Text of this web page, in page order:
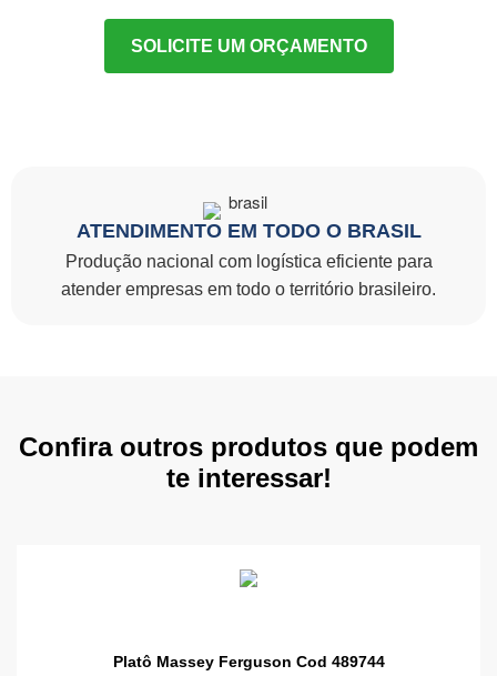
SOLICITE UM ORÇAMENTO
ATENDIMENTO EM TODO O BRASIL
Produção nacional com logística eficiente para
atender empresas em todo o território brasileiro.
Confira outros produtos que podem
te interessar!
Platô Massey Ferguson Cod 489744